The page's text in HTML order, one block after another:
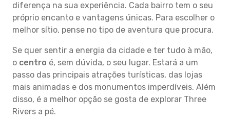
diferença na sua experiência. Cada bairro tem o seu
próprio encanto e vantagens únicas. Para escolher o
melhor sítio, pense no tipo de aventura que procura.
Se quer sentir a energia da cidade e ter tudo à mão,
o centro é, sem dúvida, o seu lugar. Estará a um
passo das principais atrações turísticas, das lojas
mais animadas e dos monumentos imperdíveis. Além
disso, é a melhor opção se gosta de explorar Three
Rivers a pé.